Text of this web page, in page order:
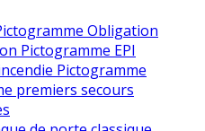
Obligation
Pictogramme EPI
Pictogramme
premiers secours